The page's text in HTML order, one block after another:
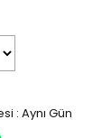
: Aynı Gün